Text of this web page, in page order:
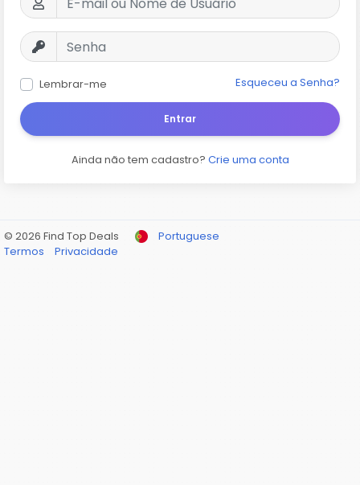
Lembrar-me Esqueceu a Senha?
Entrar
Ainda não tem cadastro? Crie uma conta
© 2026 Find Top Deals
Portuguese
Termos
Privacidade